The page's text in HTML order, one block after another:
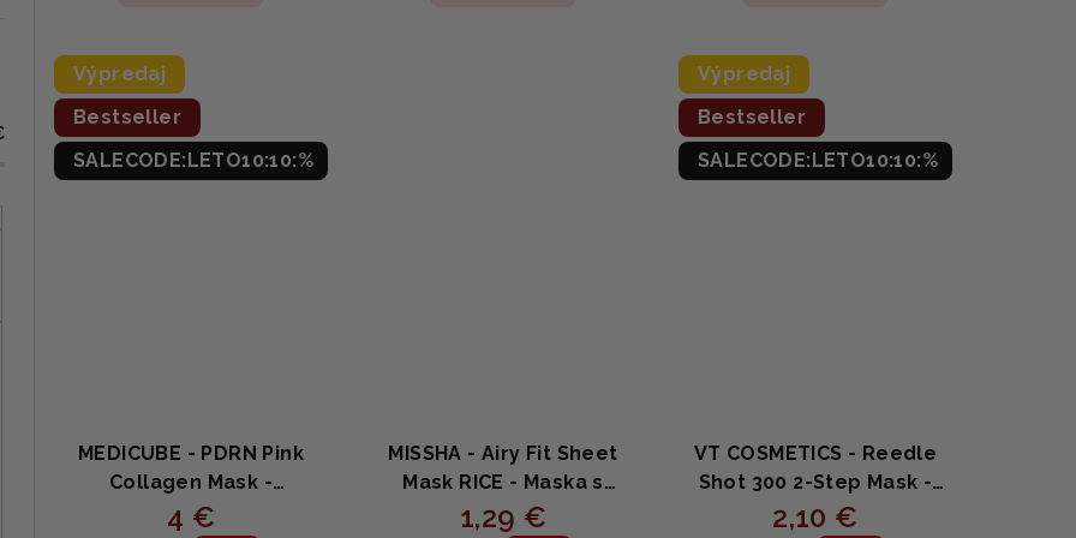
5
hviezdičiek.
5
hviezdičiek.
Výpredaj
Bestseller
SALECODE:LETO10:10:%
MEDICUBE - PDRN Pink
Collagen Mask -
Kolagénová maska z
4 €
MISSHA - Airy Fit Sheet
Mask RICE - Maska s
výťažkom z ryže 19g
1,29 €
Výpredaj
Bestseller
SALECODE:LETO10:10:%
VT COSMETICS - Reedle
Shot 300 2-Step Mask -
Dvojkroková maska s
2,10 €